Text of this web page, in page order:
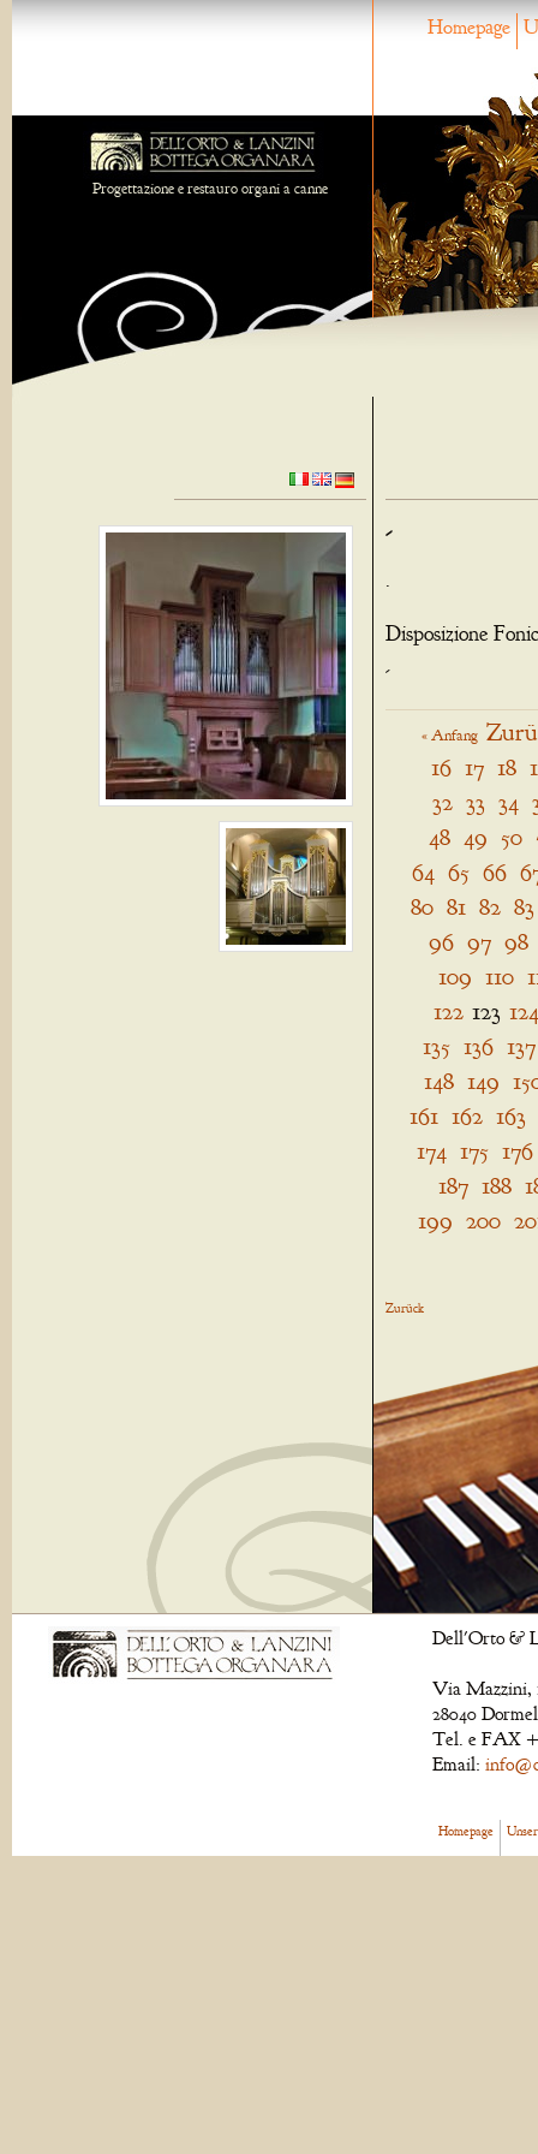
Homepage
Progettazione e restauro organi a canne
-
.
Disposizione
-
« Anfang
16 17 18
32 33 34
48 49 50
64 65 66
80 81 82 83
96 97 98
109 110
122 123 124
135 136 137
148 149
161 162 163
174 175 176
187 188
199 200
Zurück
Dell'Orto &
Via Mazzini,
28040
Tel. e FAX
Email:
Homepage